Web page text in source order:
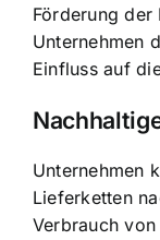
Förderung
Unternehmen
Einfluss auf
Unternehmen
Lieferketten
Verbrauch